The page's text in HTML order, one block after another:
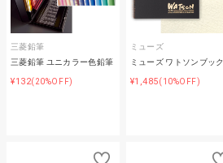
三菱鉛筆
三菱鉛筆 ユニカラー色鉛筆
¥132(20%OFF)
ミューズ
ミューズ ワトソンブック
¥1,485(10%OFF)